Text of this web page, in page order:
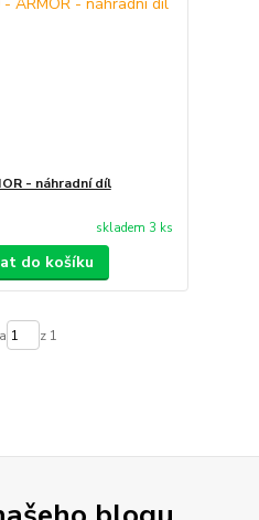
- náhradní díl
skladem 3 ks
do košíku
z 1